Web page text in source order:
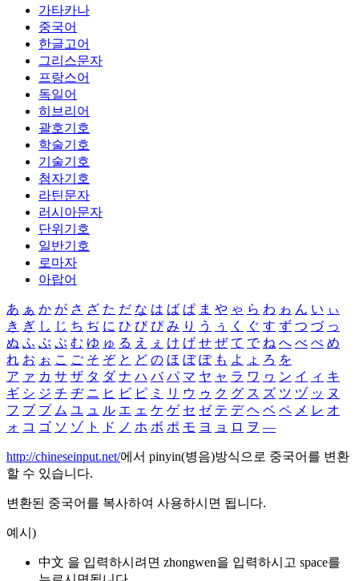
가타카나
중국어
한글고어
그리스문자
프랑스어
독일어
히브리어
괄호기호
학술기호
기술기호
첨자기호
라틴문자
러시아문자
단위기호
일반기호
로마자
아랍어
あ ぁ か が さ ざ た だ な は ば ぱ ま や ゃ ら わ ゎ ん い ぃ
き ぎ し じ ち ぢ に ひ び ぴ み り う ぅ く ぐ す ず つ づ っ
ぬ ふ ぶ ぷ む ゆ ゅ る え ぇ け げ せ ぜ て で ね へ べ ぺ め
れ お ぉ こ ご そ ぞ と ど の ほ ぼ ぽ も よ ょ ろ を
ア ァ カ サ ザ タ ダ ナ ハ バ パ マ ヤ ャ ラ ワ ヮ ン イ ィ キ
ギ シ ジ チ ヂ ニ ヒ ビ ピ ミ リ ウ ゥ ク グ ス ズ ツ ヅ ッ ヌ
フ ブ プ ム ユ ュ ル エ ェ ケ ゲ セ ゼ テ デ ヘ ベ ペ メ レ オ
ォ コ ゴ ソ ゾ ト ド ノ ホ ボ ポ モ ヨ ョ ロ ヲ ―
http://chineseinput.net/에서 pinyin(병음)방식으로 중국어를 변환
할 수 있습니다.
변환된 중국어를 복사하여 사용하시면 됩니다.
예시)
中文 을 입력하시려면 zhongwen을 입력하시고 space를